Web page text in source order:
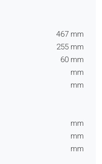
467 mm
255 mm
60 mm
mm
mm
mm
mm
mm